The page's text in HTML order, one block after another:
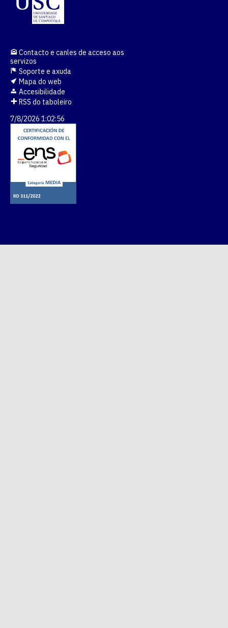
Contacto e canles de acceso aos
servizos
Soporte e axuda
Mapa do web
Accesibilidade
RSS do taboleiro
7/8/2026 1:02:57